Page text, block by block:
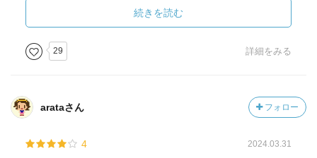
とするので安心して読める。
近すぎる長屋の住人たちとの関係は時に煩わしく厭になる
こともあるが、いざという時はやはりありがたい。
第四話のネズミが出た話では私もおやす同様ゾッとした。
て出来ない。
ことなど分からない。逆にどんな人でも魔が差すことはあ
続きを読む
29 詳細をみる
arataさん フォロー
4 2024.03.31